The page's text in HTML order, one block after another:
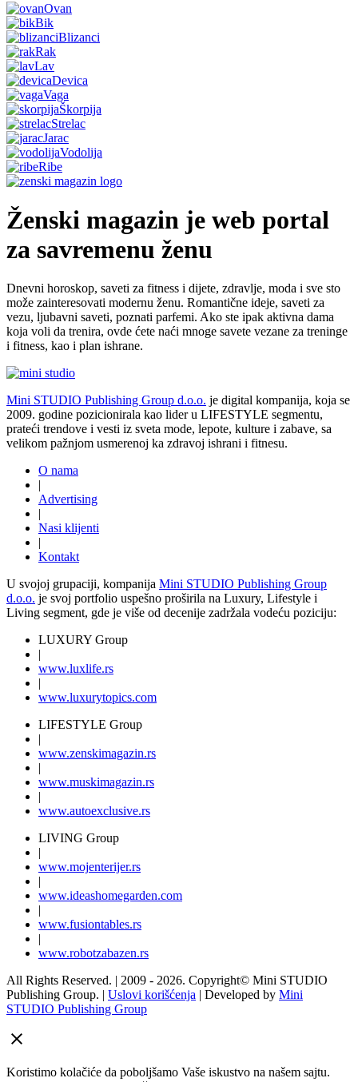
Ovan
Bik
Blizanci
Rak
Lav
Devica
Vaga
Škorpija
Strelac
Jarac
Vodolija
Ribe
Ženski magazin je web portal
za savremenu ženu
Dnevni horoskop, saveti za fitness i dijete, zdravlje, moda i sve sto
može zainteresovati modernu ženu. Romantične ideje, saveti za
vezu, ljubavni saveti, poznati parfemi. Ako ste ipak aktivna dama
koja voli da trenira, ovde ćete naći mnoge savete vezane za treninge
i fitness, kao i plan ishrane.
Mini STUDIO Publishing Group d.o.o. je digital kompanija, koja se
2009. godine pozicionirala kao lider u LIFESTYLE segmentu,
prateći trendove i vesti iz sveta mode, lepote, kulture i zabave, sa
velikom pažnjom usmerenoj ka zdravoj ishrani i fitnesu.
O nama
|
Advertising
|
Nasi klijenti
|
Kontakt
U svojoj grupaciji, kompanija Mini STUDIO Publishing Group
d.o.o. je svoj portfolio uspešno proširila na Luxury, Lifestyle i
Living segment, gde je više od decenije zadržala vodeću poziciju:
LUXURY Group
|
www.luxlife.rs
|
www.luxurytopics.com
LIFESTYLE Group
|
www.zenskimagazin.rs
|
www.muskimagazin.rs
|
www.autoexclusive.rs
LIVING Group
|
www.mojenterijer.rs
|
www.ideashomegarden.com
|
www.fusiontables.rs
|
www.robotzabazen.rs
All Rights Reserved. | 2009 - 2026. Copyright© Mini STUDIO
Publishing Group. | Uslovi korišćenja | Developed by Mini
STUDIO Publishing Group
Koristimo kolačiće da poboljšamo Vaše iskustvo na našem sajtu.